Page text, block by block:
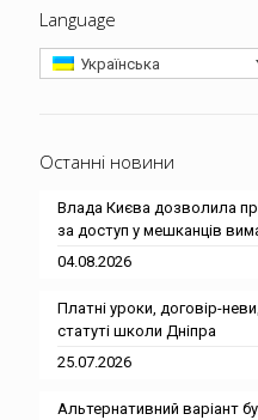
Language
Українська
Останні новини
Влада Києва дозволила
за доступ у мешканців
04.08.2026
Платні уроки, договір-
статуті школи Дніпра
25.07.2026
Альтернативний варіант